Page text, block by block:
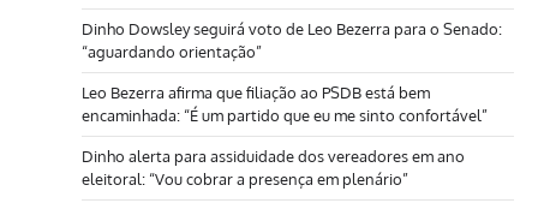
Dinho Dowsley seguirá voto de Leo Bezerra para o Senado:
“aguardando orientação”
Leo Bezerra afirma que filiação ao PSDB está bem
encaminhada: “É um partido que eu me sinto confortável”
Dinho alerta para assiduidade dos vereadores em ano
eleitoral: “Vou cobrar a presença em plenário”